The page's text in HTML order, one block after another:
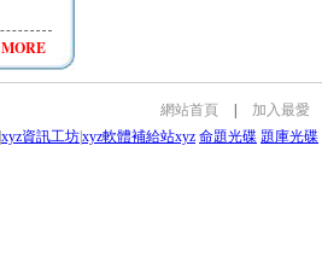
MORE
網站首頁
加入最愛
xyz資訊工坊xyz軟體補給站xyz 命題光碟 題庫光碟